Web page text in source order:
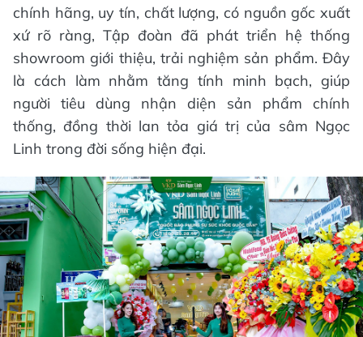
chính hãng, uy tín, chất lượng, có nguồn gốc xuất
xứ rõ ràng, Tập đoàn đã phát triển hệ thống
showroom giới thiệu, trải nghiệm sản phẩm. Đây
là cách làm nhằm tăng tính minh bạch, giúp
người tiêu dùng nhận diện sản phẩm chính
thống, đồng thời lan tỏa giá trị của sâm Ngọc
Linh trong đời sống hiện đại.